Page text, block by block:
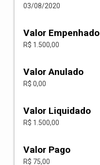
03/08/2020
Valor Empenhado
R$ 1.500,00
Valor Anulado
R$ 0,00
Valor Liquidado
R$ 1.500,00
Valor Pago
R$ 75,00